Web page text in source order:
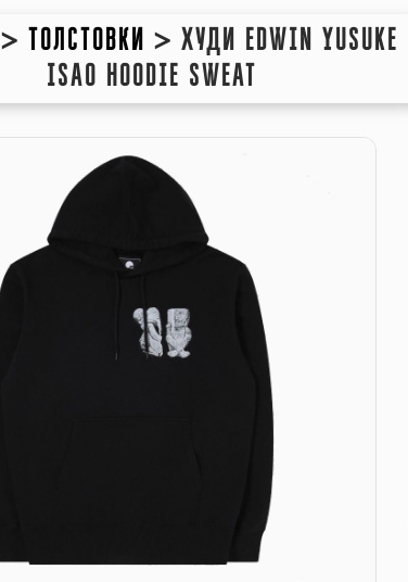
>ТОЛСТОВКИ >ХУДИ EDWIN YUSUKE
ISAO HOODIE SWEAT